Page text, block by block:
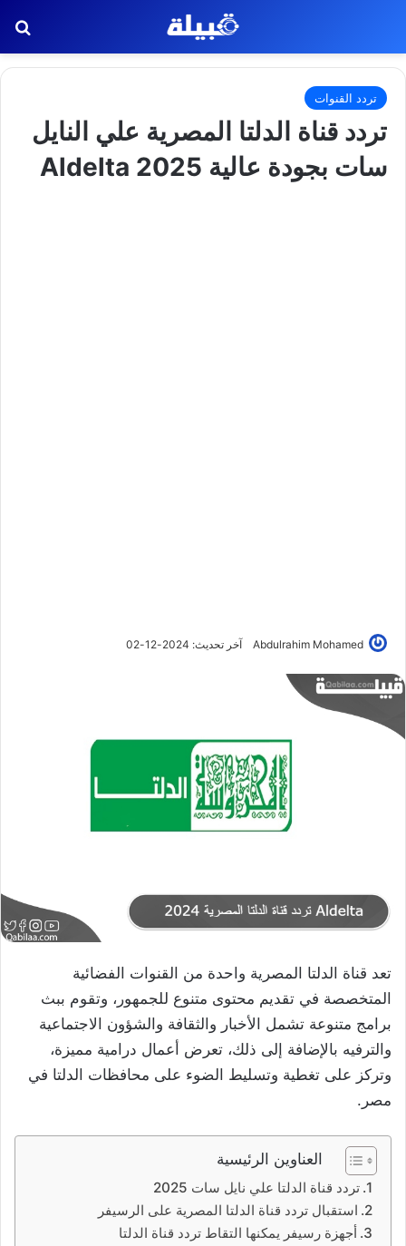
تردد القنوات
تردد قناة الدلتا المصرية علي النايل
سات بجودة عالية 2025 Aldelta
Abdulrahim Mohamed آخر تحديث: 2024-12-02
تعد قناة الدلتا المصرية واحدة من القنوات الفضائية
المتخصصة في تقديم محتوى متنوع للجمهور، وتقوم ببث
برامج متنوعة تشمل الأخبار والثقافة والشؤون الاجتماعية
والترفيه بالإضافة إلى ذلك، تعرض أعمال درامية مميزة،
وتركز على تغطية وتسليط الضوء على محافظات الدلتا في
مصر.
العناوين الرئيسية
تردد قناة الدلتا علي نايل سات 2025
استقبال تردد قناة الدلتا المصرية على الرسيفر
أجهزة رسيفر يمكنها التقاط تردد قناة الدلتا